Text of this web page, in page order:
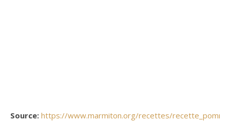
Source: https://www.marmiton.org/recettes/